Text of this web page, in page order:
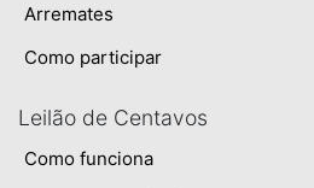
Arremates
Como participar
Leilão de Centavos
Como funciona